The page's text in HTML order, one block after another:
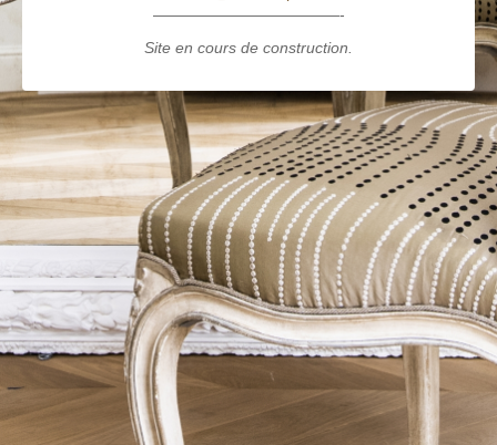
————————————-
Site en cours de construction.